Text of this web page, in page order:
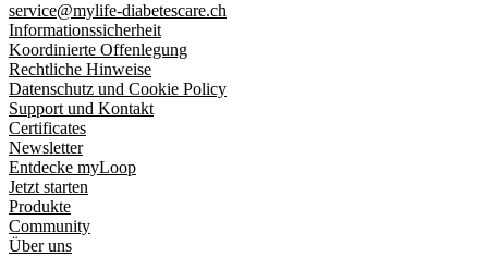
service@mylife-diabetescare.ch
Informationssicherheit
Koordinierte Offenlegung
Rechtliche Hinweise
Datenschutz und Cookie Policy
Support und Kontakt
Certificates
Newsletter
Entdecke myLoop
Jetzt starten
Produkte
Community
Über uns